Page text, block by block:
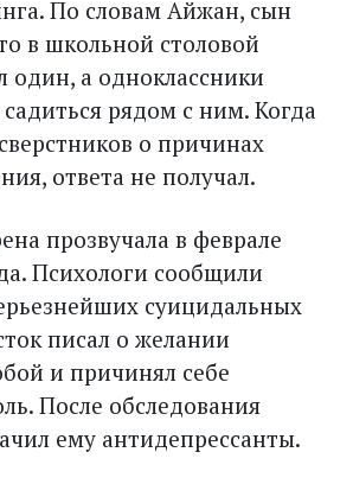
По словам Айжан, сын
в школьной столовой
один, а одноклассники
рядом с ним. Когда
о причинах
ответа не получал.
прозвучала в феврале
Психологи сообщили
суицидальных
писал о желании
и причинял себе
После обследования
ему антидепрессанты.